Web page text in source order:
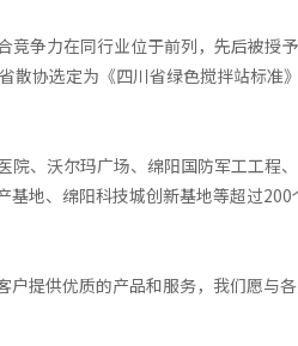
竞争力在同行业位于前列，先后
协选定为《四川省绿色搅拌站标准》
、沃尔玛广场、绵阳国防军工工
地、绵阳科技城创新基地等超过200
供优质的产品和服务，我们愿与各